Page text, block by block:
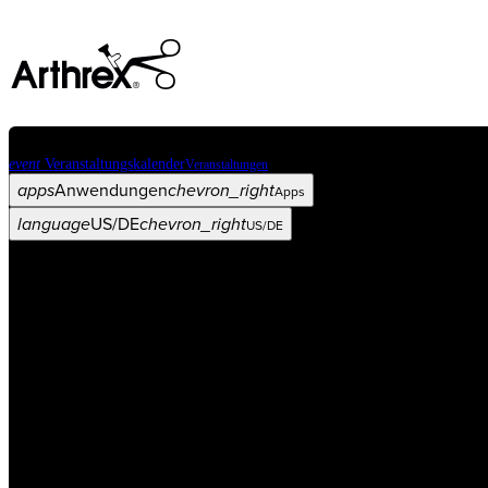
event VeranstaltungskalenderVeranstaltungen
appsAnwendungenchevron_rightApps
languageUS/DEchevron_rightUS/DE